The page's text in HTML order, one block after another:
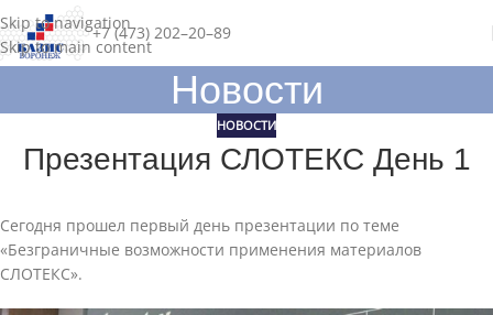
Skip to navigation
Skip to main content
+7 (473) 202–20–89
Новости
НОВОСТИ
Презентация СЛОТЕКС День 1
Сегодня прошел первый день презентации по теме
«Безграничные возможности применения материалов
СЛОТЕКС».